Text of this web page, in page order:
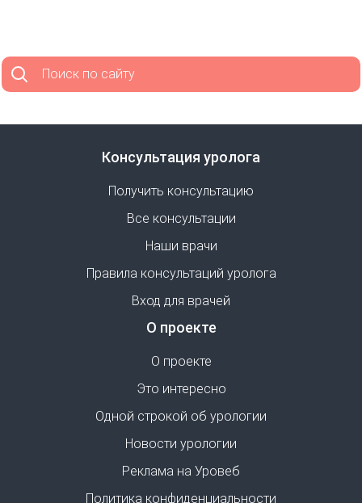
Поиск по сайту
Консультация уролога
Получить консультацию
Все консультации
Наши врачи
Правила консультаций уролога
Вход для врачей
О проекте
О проекте
Это интересно
Одной строкой об урологии
Новости урологии
Реклама на Уровеб
Политика конфиденциальности